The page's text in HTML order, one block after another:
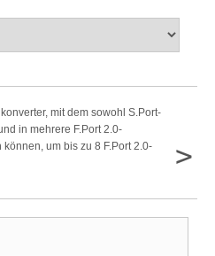
mit dem sowohl S.Port-
in mehrere F.Port 2.0-
um bis zu 8 F.Port 2.0-
>